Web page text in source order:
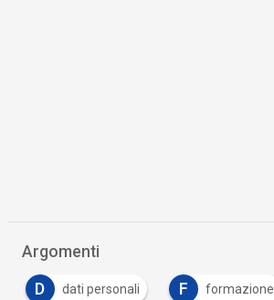
Argomenti
D dati personali F formazione